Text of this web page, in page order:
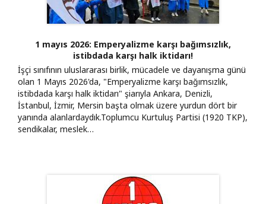
1 mayıs 2026: Emperyalizme karşı bağımsızlık,
istibdada karşı halk iktidarı!
İşçi sınıfının uluslararası birlik, mücadele ve dayanışma günü
olan 1 Mayıs 2026'da, "Emperyalizme karşı bağımsızlık,
istibdada karşı halk iktidarı" şiarıyla Ankara, Denizli,
İstanbul, İzmir, Mersin başta olmak üzere yurdun dört bir
yanında alanlardaydık. ​Toplumcu Kurtuluş Partisi (1920 TKP),
sendikalar, meslek…